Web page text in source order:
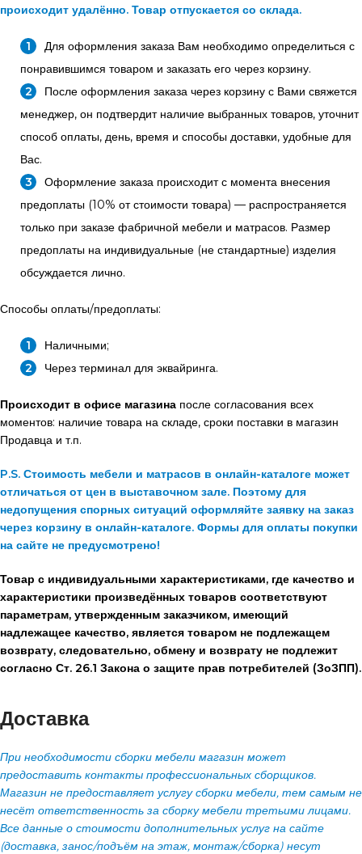
происходит удалённо. Товар отпускается со склада.
Для оформления заказа Вам необходимо определиться с
понравившимся товаром и заказать его через корзину.
После оформления заказа через корзину с Вами свяжется
менеджер, он подтвердит наличие выбранных товаров, уточнит
способ оплаты, день, время и способы доставки, удобные для
Вас.
Оформление заказа происходит с момента внесения
предоплаты (10% от стоимости товара) — распространяется
только при заказе фабричной мебели и матрасов. Размер
предоплаты на индивидуальные (не стандартные) изделия
обсуждается лично.
Способы оплаты/предоплаты:
Наличными;
Через терминал для эквайринга.
Происходит в офисе магазина после согласования всех
моментов: наличие товара на складе, сроки поставки в магазин
Продавца и т.п.
P.S. Стоимость мебели и матрасов в онлайн-каталоге может
отличаться от цен в выставочном зале. Поэтому для
недопущения спорных ситуаций оформляйте заявку на заказ
через корзину в онлайн-каталоге. Формы для оплаты покупки
на сайте не предусмотрено!
Товар с индивидуальными характеристиками, где качество и
характеристики произведённых товаров соответствуют
параметрам, утвержденным заказчиком, имеющий
надлежащее качество, является товаром не подлежащем
возврату, следовательно, обмену и возврату не подлежит
согласно Ст. 26.1 Закона о защите прав потребителей (ЗоЗПП).
Доставка
При необходимости сборки мебели магазин может
предоставить контакты профессиональных сборщиков.
Магазин не предоставляет услугу сборки мебели, тем самым не
несёт ответственность за сборку мебели третьими лицами.
Все данные о стоимости дополнительных услуг на сайте
(доставка, занос/подъём на этаж, монтаж/сборка) несут